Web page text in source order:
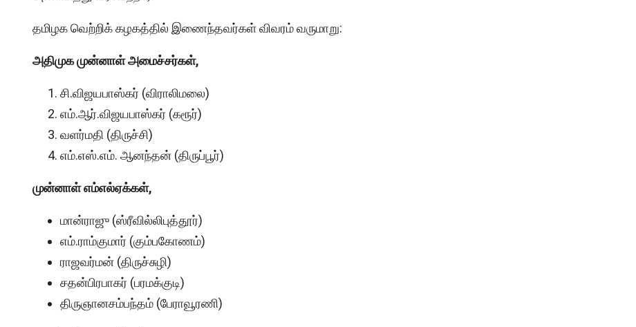
தமிழக வெற்றிக் கழகத்தில் இணைந்தவர்கள் விவரம் வருமாறு:
அதிமுக முன்னாள் அமைச்சர்கள்,
சி.விஜயபாஸ்கர் (விராலிமலை)
எம்.ஆர்.விஜயபாஸ்கர் (கரூர்)
வளர்மதி (திருச்சி)
எம்.எஸ்.எம். ஆனந்தன் (திருப்பூர்)
முன்னாள் எம்எல்ஏக்கள்,
மான்ராஜு (ஸ்ரீவில்லிபுத்தூர்)
எம்.ராம்குமார் (கும்பகோணம்)
ராஜவர்மன் (திருச்சுழி)
சதன்பிரபாகர் (பரமக்குடி)
திருஞானசம்பந்தம் (பேராவூரணி)